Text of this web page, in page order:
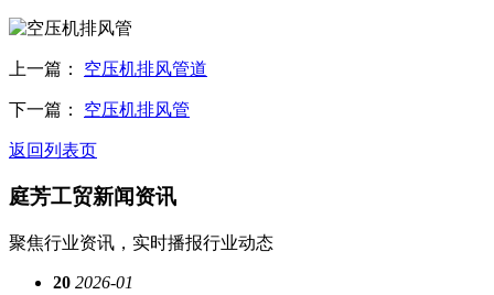
上一篇： 空压机排风管道
下一篇： 空压机排风管
返回列表页
庭芳工贸新闻资讯
聚焦行业资讯，实时播报行业动态
20 2026-01